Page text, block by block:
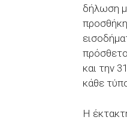
δήλωση
και την
κάθε
Η